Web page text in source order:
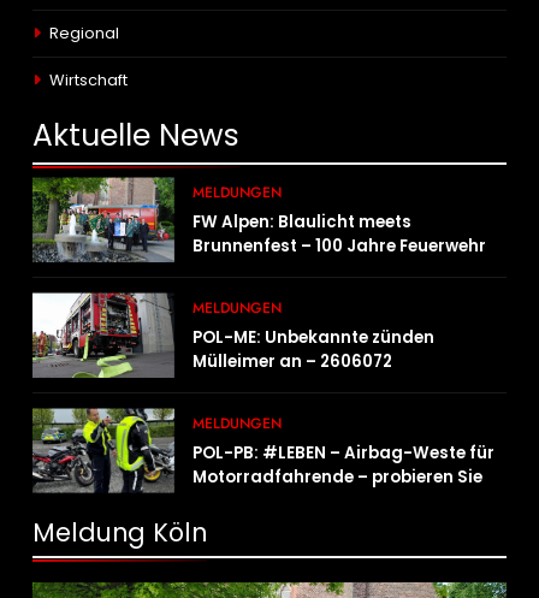
Regional
Wirtschaft
Aktuelle News
MELDUNGEN
FW Alpen: Blaulicht meets
Brunnenfest – 100 Jahre Feuerwehr
MELDUNGEN
POL-ME: Unbekannte zünden
Mülleimer an – 2606072
MELDUNGEN
POL-PB: #LEBEN – Airbag-Weste für
Motorradfahrende – probieren Sie es
Meldung Köln